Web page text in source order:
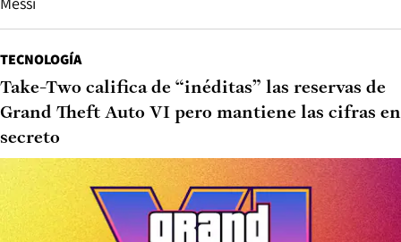
TECNOLOGÍA
Take-Two califica de “inéditas” las reservas de
Grand Theft Auto VI pero mantiene las cifras en
secreto